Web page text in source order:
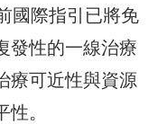
國際指引已將免
發性的一線治療
療可近性與資源
。